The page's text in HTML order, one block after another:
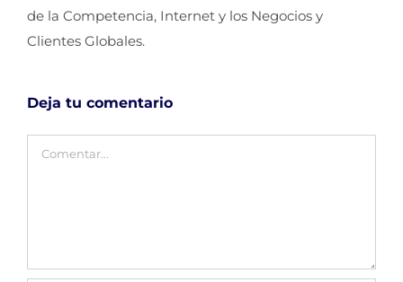
de la Competencia, Internet y los Negocios y
Clientes Globales.
Deja tu comentario
Comentar